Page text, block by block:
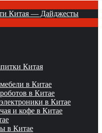
Китая — Дайджесты
Китая
в Китае
в Китае
в Китае
и кофе в Китае
в Китае